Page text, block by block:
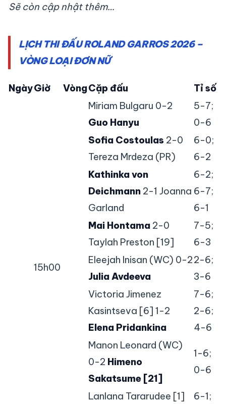
Sẽ còn cập nhật thêm…
LỊCH THI ĐẤU ROLAND GARROS 2026 –
VÒNG LOẠI ĐƠN NỮ
NgàyGiờ VòngCặp đấu Tỉ số
15h00
Miriam Bulgaru 0-2
Guo Hanyu
5-7;
0-6
Sofia Costoulas 2-0
Tereza Mrdeza (PR)
6-0;
6-2
Kathinka von
Deichmann 2-1 Joanna
Garland
6-2;
6-7;
6-1
Mai Hontama 2-0
Taylah Preston [19]
7-5;
6-3
Eleejah Inisan (WC) 0-2
Julia Avdeeva
2-6;
3-6
Victoria Jimenez
Kasintseva [6] 1-2
Elena Pridankina
7-6;
2-6;
4-6
Manon Leonard (WC)
0-2 Himeno
Sakatsume [21]
1-6;
0-6
Lanlana Tararudee [1] 6-1;